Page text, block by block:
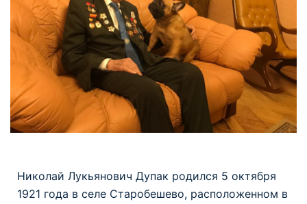
Николай Лукьянович Дупак родился 5 октября
1921 года в селе Старобешево, расположенном в